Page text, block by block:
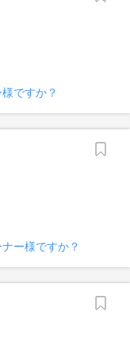
ですか？
ー様ですか？